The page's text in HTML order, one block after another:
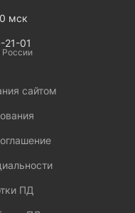
мск
21-01
России
сайтом
ПД